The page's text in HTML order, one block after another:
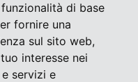
di base
fornire una
sul sito web,
interesse nei
servizi e